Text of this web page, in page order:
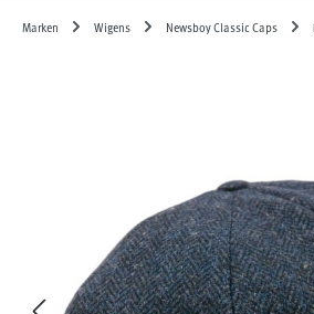
Marken Wigens Newsboy Classic Caps